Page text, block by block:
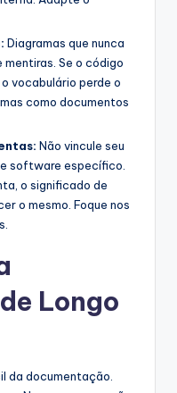
Diagramas que nunca
Se o código
vocabulário perde o
como documentos
Não vincule seu
software específico.
o significado de
o mesmo. Foque nos
Longo
da documentação.